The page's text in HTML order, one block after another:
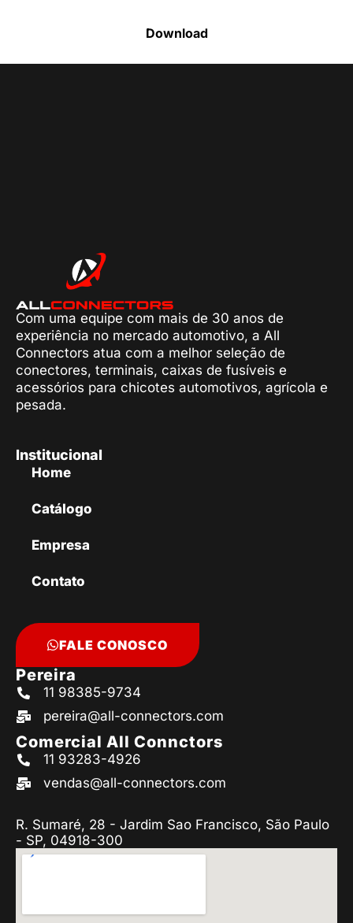
Download
Com uma equipe com mais de 30 anos de
experiência no mercado automotivo, a All
Connectors atua com a melhor seleção de
conectores, terminais, caixas de fusíveis e
acessórios para chicotes automotivos, agrícola e
pesada.
Institucional
Home
Catálogo
Empresa
Contato
FALE CONOSCO
Pereira
11 98385-9734
pereira@all-connectors.com
Comercial All Connctors
11 93283-4926
vendas@all-connectors.com
R. Sumaré, 28 - Jardim Sao Francisco, São Paulo
- SP, 04918-300